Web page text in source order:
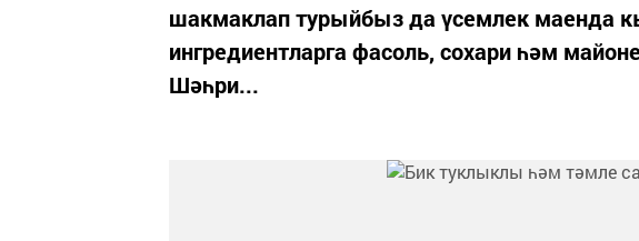
шакмаклап турыйбыз да үсемлек маенда
ингредиентларга фасоль, сохари һәм
Шәһри...